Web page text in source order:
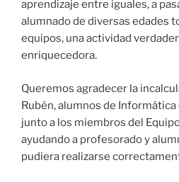
aprendizaje entre iguales, a
alumnado de diversas edades
equipos, una actividad
enriquecedora.
Queremos agradecer la
Rubén, alumnos de
junto a los miembros del
ayudando a profesorado y
pudiera realizarse